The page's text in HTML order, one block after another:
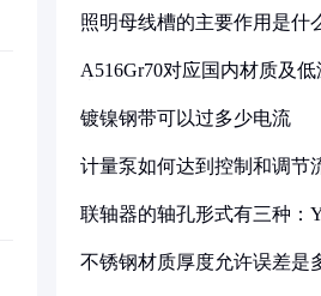
照明母线槽的主要作用是什
A516Gr70对应国内材质及
镀镍钢带可以过多少电流
计量泵如何达到控制和调节
联轴器的轴孔形式有三种：
不锈钢材质厚度允许误差是